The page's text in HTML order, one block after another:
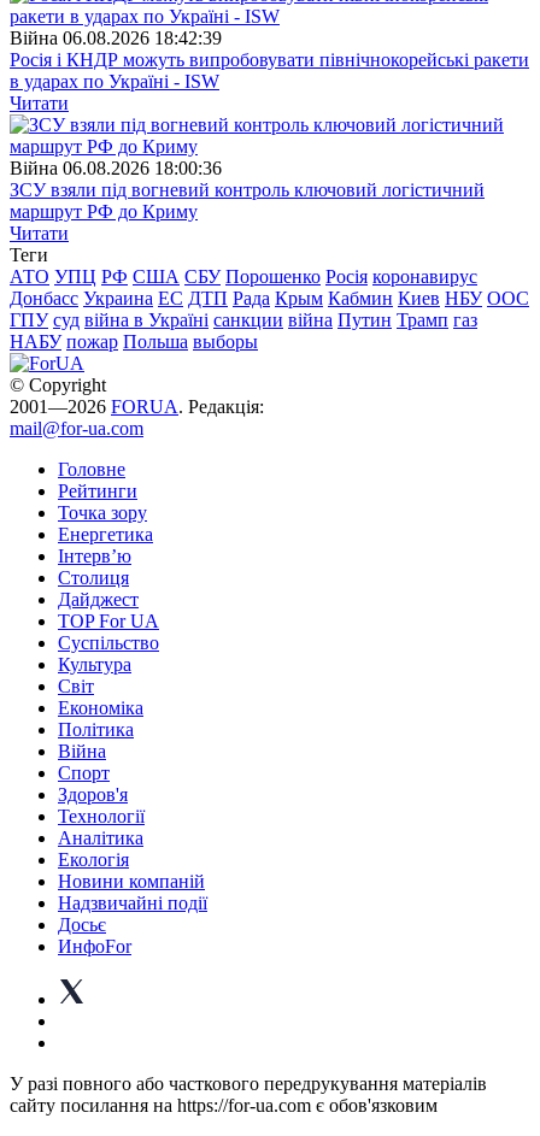
Війна 06.08.2026 18:42:39
Росія і КНДР можуть випробовувати північнокорейські ракети
в ударах по Україні - ISW
Читати
Війна 06.08.2026 18:00:36
ЗСУ взяли під вогневий контроль ключовий логістичний
маршрут РФ до Криму
Читати
Теги
АТО УПЦ РФ США СБУ Порошенко Росія коронавирус
Донбасс Украина ЕС ДТП Рада Крым Кабмин Киев НБУ ООС
ГПУ суд війна в Україні санкции війна Путин Трамп газ
НАБУ пожар Польша выборы
© Copyright
2001—2026 FORUA. Редакція:
mail@for-ua.com
Головне
Рейтинги
Точка зору
Енергетика
Інтерв’ю
Столиця
Дайджест
TOP For UA
Суспiльство
Культура
Світ
Економіка
Політика
Війна
Спорт
Здоров'я
Технології
Аналітика
Екологія
Новини компаній
Надзвичайні події
Досьє
ИнфоFor
У разі повного або часткового передрукування матеріалів
сайту посилання на https://for-ua.com є обов'язковим